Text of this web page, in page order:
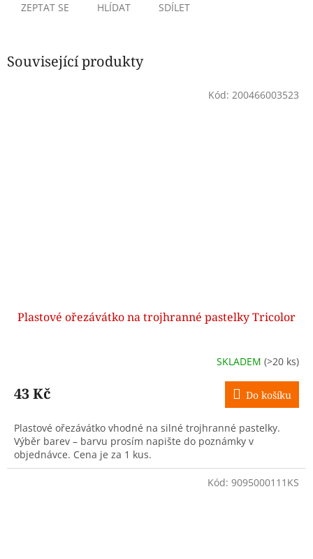
ZEPTAT SE HLÍDAT SDÍLET
Související produkty
Plastové ořezávátko na trojhranné pastelky Tricolor
SKLADEM (>20 ks)
43 Kč Do košíku
Plastové ořezávátko vhodné na silné trojhranné pastelky.
Výběr barev – barvu prosím napište do poznámky v
objednávce. Cena je za 1 kus.
Kód: 200466003523
Kód: 9095000111KS